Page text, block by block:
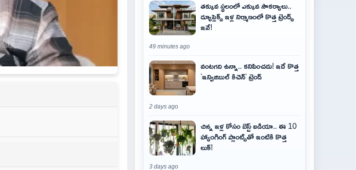
తక్కువ స్థలంలో ఎక్కువ సౌకర్యాలు..
డ్యూప్లెక్స్ ఇళ్ల నిర్మాణంలో కొత్త ట్రెండ్స్
ఇవే!
49 minutes ago
వంటగది ఉన్నా.. కనిపించదు! ఇదే కొత్త
'ఇన్విజిబుల్ కిచెన్' ట్రెండ్
2 days ago
చిన్న ఇళ్ల కోసం బెస్ట్ ఐడియా.. ఈ 10
హ్యాంగింగ్ ప్లాంట్స్‌తో ఇంటికి కొత్త
లుక్!
3 days ago